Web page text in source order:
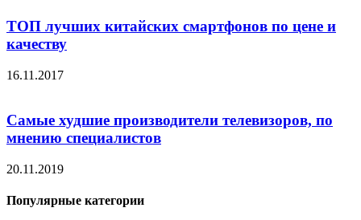
ТОП лучших китайских смартфонов по цене и
качеству
16.11.2017
Самые худшие производители телевизоров, по
мнению специалистов
20.11.2019
Популярные категории